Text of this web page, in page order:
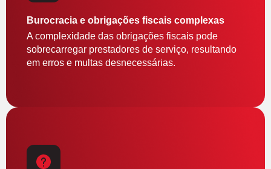
Burocracia e obrigações fiscais complexas
A complexidade das obrigações fiscais pode
sobrecarregar prestadores de serviço, resultando
em erros e multas desnecessárias.